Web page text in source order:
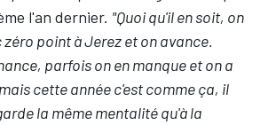
l'an dernier. "Quoi qu'il en soit, on
point à Jerez et on avance.
parfois on en manque et on a
cette année c'est comme ça, il
la même mentalité qu'à la